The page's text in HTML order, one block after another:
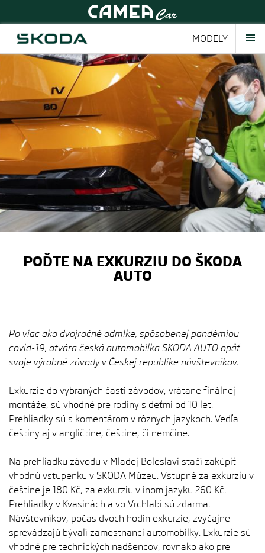
MODELY
POĎTE NA EXKURZIU DO ŠKODA
AUTO
Po viac ako dvojročné odmlke, spôsobenej pandémiou
covid-19, otvára česká automobilka ŠKODA AUTO opäť
svoje výrobné závody v Českej republike návštevníkov.
Exkurzie do vybraných častí závodov, vrátane finálnej
montáže, sú vhodné pre rodiny s deťmi od 10 let.
Prehliadky sú s komentárom v rôznych jazykoch. Vedľa
češtiny aj v angličtine, češtine, či nemčine.
Na prehliadku závodu v Mladej Boleslavi stačí zakúpiť
vhodnú vstupenku v ŠKODA Múzeu. Vstupné za exkurziu v
češtine je 180 Kč, za exkurziu v inom jazyku 260 Kč.
Prehliadky v Kvasinách a vo Vrchlabí sú zdarma.
Návštevníkov, počas dvoch hodín exkurzie, zvyčajne
sprevádzajú bývalí zamestnanci automobilky. Exkurzie sú
vhodné pre technických nadšencov, rovnako ako pre